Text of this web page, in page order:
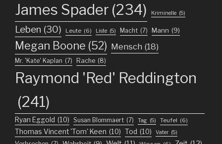
James Spader (234) Kriminelle (5)
Leben (30) Leute (6) Liste (5) Macht (7) Mann (9)
Megan Boone (52) Mensch (18)
Mr. 'Kate' Kaplan (7) Rache (8)
Raymond 'Red' Reddington
(241)
Ryan Eggold (10) Susan Blommaert (7) Tag (5) Teufel (6)
Thomas Vincent 'Tom' Keen (10) Tod (10) Vater (5)